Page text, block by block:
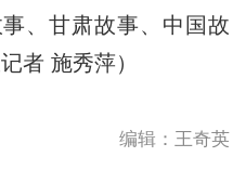
、甘肃故事、中国故
者 施秀萍）
编辑：王奇英